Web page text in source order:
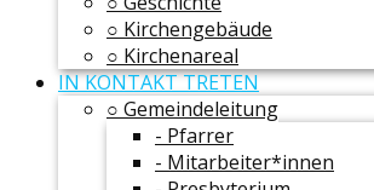
○ Kirchengebäude
○ Kirchenareal
IN KONTAKT TRETEN
○ Gemeindeleitung
- Pfarrer
- Mitarbeiter*innen